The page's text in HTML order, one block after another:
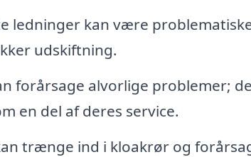
ledninger kan være
udskiftning.
forårsage alvorlige problemer;
en del af deres service.
trænge ind i kloakrør og